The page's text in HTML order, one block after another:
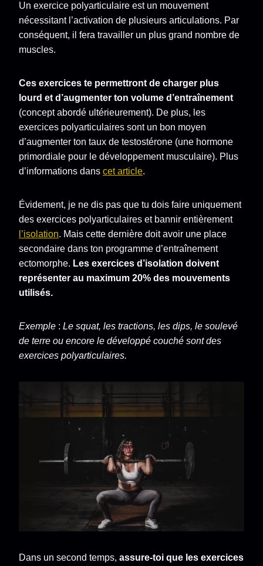
Un exercice polyarticulaire est un mouvement
nécessitant l’activation de plusieurs articulations. Par
conséquent, il fera travailler un plus grand nombre de
muscles.
Ces exercices te permettront de charger plus
lourd et d’augmenter ton volume d’entraînement
(concept abordé ultérieurement). De plus, les
exercices polyarticulaires sont un bon moyen
d’augmenter ton taux de testostérone (une hormone
primordiale pour le développement musculaire). Plus
d’informations dans cet article.
Évidement, je ne dis pas que tu dois faire uniquement
des exercices polyarticulaires et bannir entièrement
l’isolation. Mais cette dernière doit avoir une place
secondaire dans ton programme d’entraînement
ectomorphe. Les exercices d’isolation doivent
représenter au maximum 20% des mouvements
utilisés.
Exemple : Le squat, les tractions, les dips, le soulevé
de terre ou encore le développé couché sont des
exercices polyarticulaires.
Dans un second temps, assure-toi que les exercices